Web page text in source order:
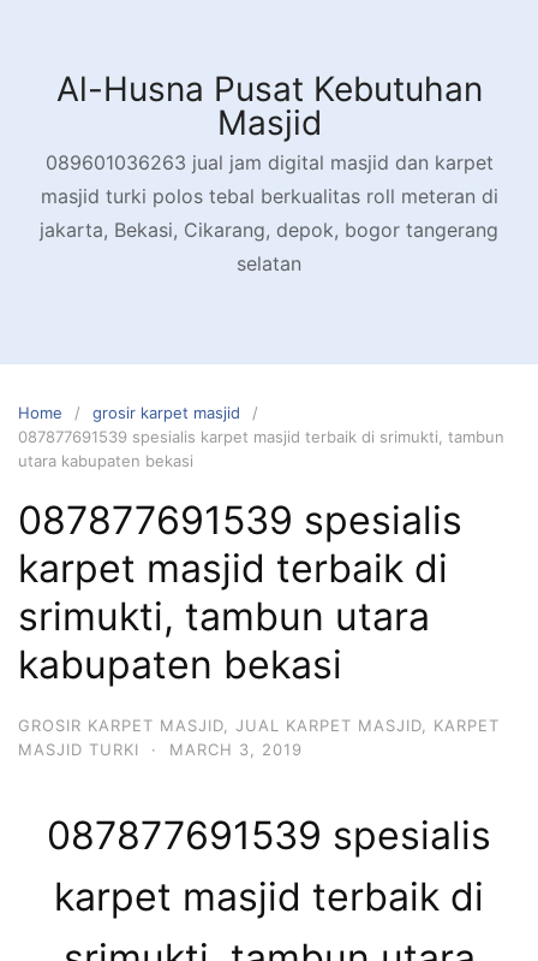
contentAl-Husna Pusat Kebutuhan
Masjid
089601036263 jual jam digital masjid dan karpet
masjid turki polos tebal berkualitas roll meteran di
jakarta, Bekasi, Cikarang, depok, bogor tangerang
selatan
Home
grosir karpet masjid
087877691539 spesialis karpet masjid terbaik di srimukti, tambun
utara kabupaten bekasi
087877691539 spesialis
karpet masjid terbaik di
srimukti, tambun utara
kabupaten bekasi
GROSIR KARPET MASJID JUAL KARPET MASJID
KARPET
MASJID TURKI
· MARCH 3, 2019
087877691539 spesialis
karpet masjid terbaik di